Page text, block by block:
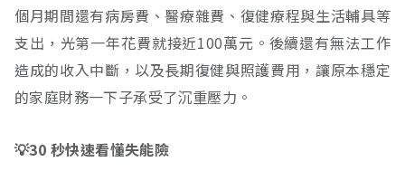
個月期間還有病房費、醫療雜費、復健療程與生活輔具等
支出，光第一年花費就接近100萬元。後續還有無法工作
造成的收入中斷，以及長期復健與照護費用，讓原本穩定
的家庭財務一下子承受了沉重壓力。
💡30 秒快速看懂失能險